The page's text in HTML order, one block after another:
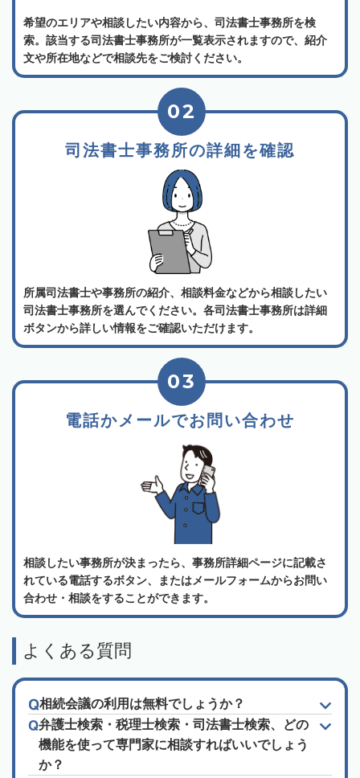
希望のエリアや相談したい内容から、司法書士事務所を検
索。該当する司法書士事務所が一覧表示されますので、紹介
文や所在地などで相談先をご検討ください。
司法書士事務所の詳細を確認
02
所属司法書士や事務所の紹介、相談料金などから相談したい
司法書士事務所を選んでください。各司法書士事務所は詳細
ボタンから詳しい情報をご確認いただけます。
電話かメールでお問い合わせ
03
相談したい事務所が決まったら、事務所詳細ページに記載さ
れている電話するボタン、またはメールフォームからお問い
合わせ・相談をすることができます。
よくある質問
相続会議の利用は無料でしょうか？
弁護士検索・税理士検索・司法書士検索、どの
機能を使って専門家に相談すればいいでしょう
か？